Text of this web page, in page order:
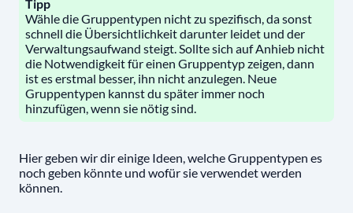
Tipp
Wähle die Gruppentypen nicht zu spezifisch, da sonst
schnell die Übersichtlichkeit darunter leidet und der
Verwaltungsaufwand steigt. Sollte sich auf Anhieb nicht
die Notwendigkeit für einen Gruppentyp zeigen, dann
ist es erstmal besser, ihn nicht anzulegen. Neue
Gruppentypen kannst du später immer noch
hinzufügen, wenn sie nötig sind.
Hier geben wir dir einige Ideen, welche Gruppentypen es
noch geben könnte und wofür sie verwendet werden
können.